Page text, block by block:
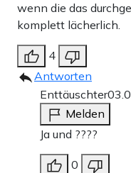
wenn die das
komplett lächerlich.
4
Antworten
Enttäuschter
Melden
Ja und ????
0